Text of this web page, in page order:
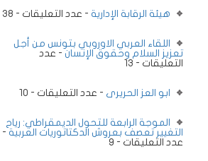
هيئة الرقابة الإدارية - عدد التعليقات - 38
اللقاء العربي الاوروبي بتونس من أجل
تعزيز السلام وحقوق الإنسان - عدد
التعليقات - 13
ابو العز الحريرى - عدد التعليقات - 10
الموجة الرابعة للتحول الديمقراطي: رياح
التغيير تعصف بعروش الدكتاتوريات العربية -
عدد التعليقات - 9